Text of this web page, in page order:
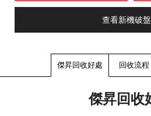
查看新機破
傑昇回收好處 回收流程
傑昇回收